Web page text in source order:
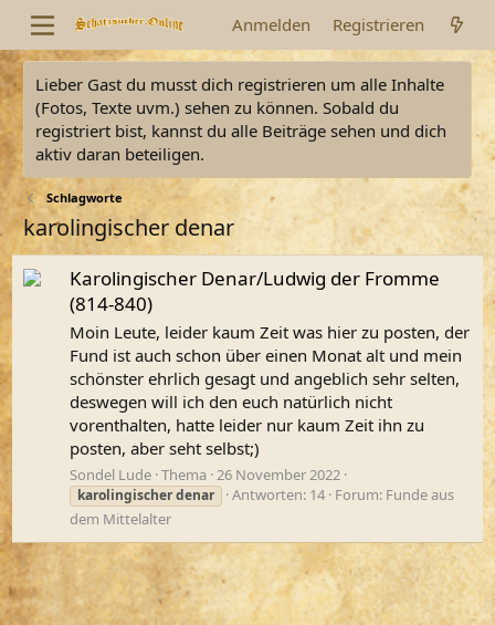
Anmelden Registrieren
Lieber Gast du musst dich registrieren um alle Inhalte
(Fotos, Texte uvm.) sehen zu können. Sobald du
registriert bist, kannst du alle Beiträge sehen und dich
aktiv daran beteiligen.
Schlagworte
karolingischer denar
Karolingischer Denar/Ludwig der Fromme
(814-840)
Moin Leute, leider kaum Zeit was hier zu posten, der
Fund ist auch schon über einen Monat alt und mein
schönster ehrlich gesagt und angeblich sehr selten,
deswegen will ich den euch natürlich nicht
vorenthalten, hatte leider nur kaum Zeit ihn zu
posten, aber seht selbst;)
Sondel Lude Thema 26 November 2022
karolingischerdenar Antworten: 14 Forum: Funde aus
dem Mittelalter